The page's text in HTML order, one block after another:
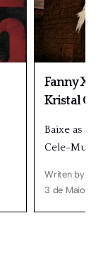
Fanny X
Kristal
Baixe as
Cele-
Writen by
3 de Maio,